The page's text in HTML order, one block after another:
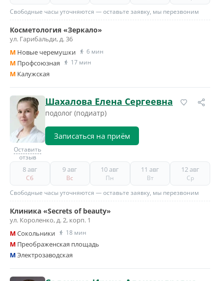
Свободные часы уточняются — оставьте заявку, мы перезвоним
Косметология «Зеркало»
ул. Гарибальди, д. 36
M Новые черемушки 6 мин
M Профсоюзная 17 мин
M Калужская
Оставить
отзыв
Шахалова Елена Сергеевна
подолог (подиатр)
Записаться на приём
8 авг
Сб
9 авг
Вс
10 авг
Пн
11 авг
Вт
12 авг
Ср
Свободные часы уточняются — оставьте заявку, мы перезвоним
Клиника «Secrets of beauty»
ул. Короленко, д. 2, корп. 1
MСокольники 18 мин
M Преображенская площадь
MЭлектрозаводская